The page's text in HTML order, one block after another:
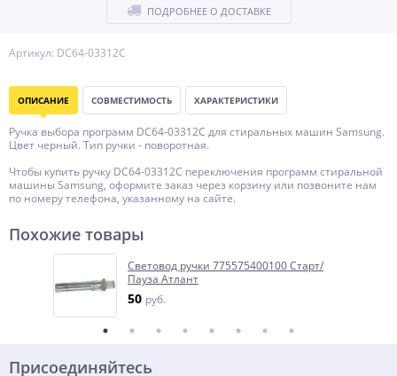
Артикул: DC64-03312C
ПОДРОБНЕЕ О ДОСТАВКЕ
ОПИСАНИЕ СОВМЕСТИМОСТЬ ХАРАКТЕРИСТИКИ
Ручка выбора программ DC64-03312C для стиральных машин Samsung.
Цвет черный. Тип ручки - поворотная.
Чтобы купить ручку DC64-03312C переключения программ стиральной
машины Samsung, оформите заказ через корзину или позвоните нам
по номеру телефона, указанному на сайте.
Похожие товары
Световод ручки 775575400100 Старт/
Пауза Атлант
50 руб.
Присоединяйтесь